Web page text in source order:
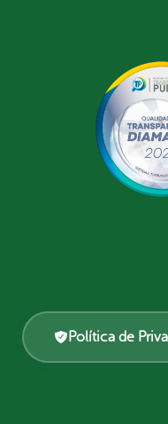
Política de